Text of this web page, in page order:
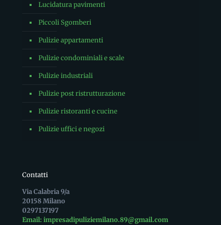
Lucidatura pavimenti
Piccoli Sgomberi
Pulizie appartamenti
Pulizie condominiali e scale
Pulizie industriali
Pulizie post ristrutturazione
Pulizie ristoranti e cucine
Pulizie uffici e negozi
Contatti
Via Calabria 9/a
20158 Milano
0297137197
Email: impresadipuliziemilano.89@gmail.com